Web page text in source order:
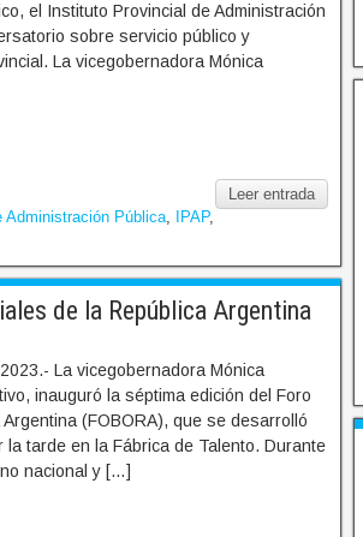
el Instituto Provincial de Administración
sobre servicio público y
La vicegobernadora Mónica
Leer entrada
Administración Pública, IPAP,
de la República Argentina
La vicegobernadora Mónica
inauguró la séptima edición del Foro
(FOBORA), que se desarrolló
tarde en la Fábrica de Talento. Durante
nacional y […]